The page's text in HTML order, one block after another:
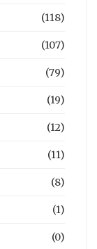
(118)
(107)
(79)
(19)
(12)
(11)
(8)
(1)
(0)